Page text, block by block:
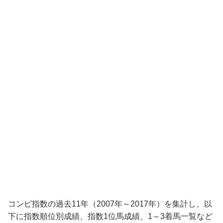
コンピ指数の過去11年（2007年～2017年）を集計し、以
下に指数順位別成績、指数1位馬成績、1～3着馬一覧など